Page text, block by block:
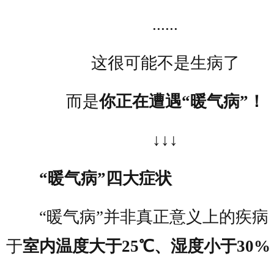
......
这很可能不是生病了
而是你正在遭遇“暖气病”！
↓↓↓
“暖气病”四大症状
“暖气病”并非真正意义上的疾病
于室内温度大于25℃、湿度小于30%